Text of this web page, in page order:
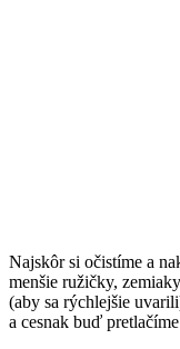
Najskôr si očistíme a
menšie ružičky,
(aby sa rýchlejšie
a cesnak buď